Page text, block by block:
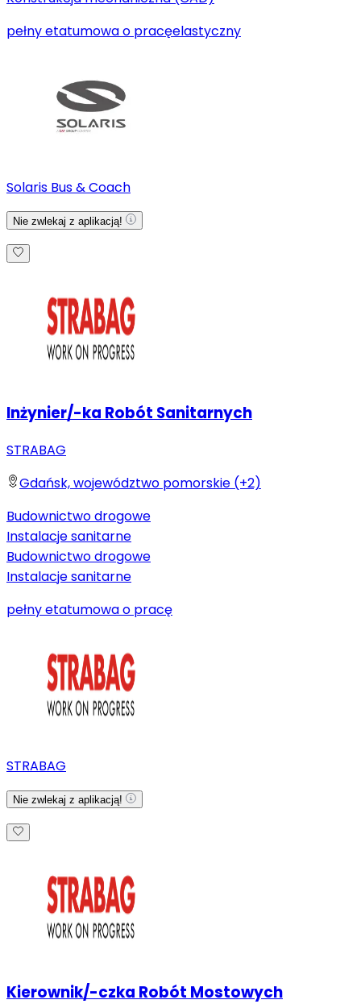
pełny etatumowa o pracęelastyczny
Solaris Bus & Coach
Nie zwlekaj z aplikacją!
Inżynier/-ka Robót Sanitarnych
STRABAG
Gdańsk, województwo pomorskie (+2)
Budownictwo drogowe
Instalacje sanitarne
Budownictwo drogowe
Instalacje sanitarne
pełny etatumowa o pracę
STRABAG
Nie zwlekaj z aplikacją!
Kierownik/-czka Robót Mostowych